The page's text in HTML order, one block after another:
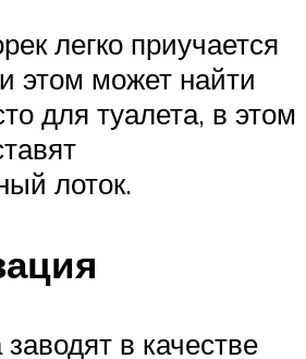
легко приучается
этом может найти
для туалета, в этом
лоток.
в качестве